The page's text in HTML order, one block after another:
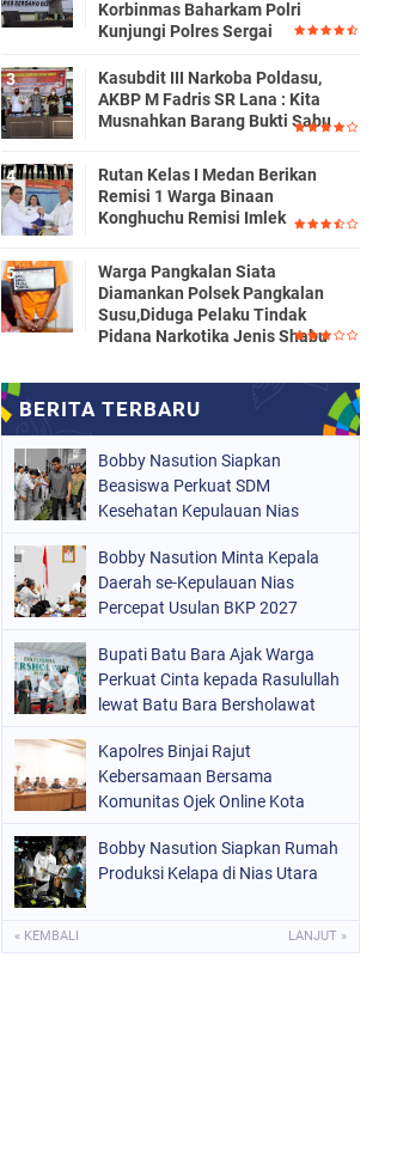
Korbinmas Baharkam Polri
Kunjungi Polres Sergai
Kasubdit III Narkoba Poldasu,
AKBP M Fadris SR Lana : Kita
Musnahkan Barang Bukti Sabu
Rutan Kelas I Medan Berikan
Remisi 1 Warga Binaan
Konghuchu Remisi Imlek
Warga Pangkalan Siata
Diamankan Polsek Pangkalan
Susu,Diduga Pelaku Tindak
Pidana Narkotika Jenis Shabu
Bobby Nasution Siapkan
Beasiswa Perkuat SDM
Kesehatan Kepulauan Nias
Bobby Nasution Minta Kepala
Daerah se-Kepulauan Nias
Percepat Usulan BKP 2027
Bupati Batu Bara Ajak Warga
Perkuat Cinta kepada Rasulullah
lewat Batu Bara Bersholawat
Kapolres Binjai Rajut
Kebersamaan Bersama
Komunitas Ojek Online Kota
Bobby Nasution Siapkan Rumah
Produksi Kelapa di Nias Utara
« KEMBALI LANJUT »